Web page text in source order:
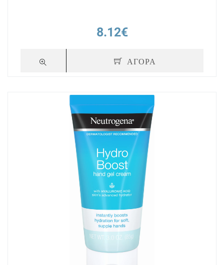
8.12€
ΑΓΟΡΑ